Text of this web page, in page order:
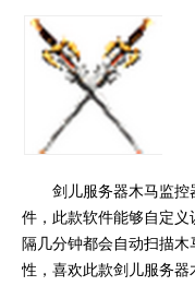
剑儿服务器木马监
件，此款软件能够自定
隔几分钟都会自动扫描
性，喜欢此款剑儿服务器